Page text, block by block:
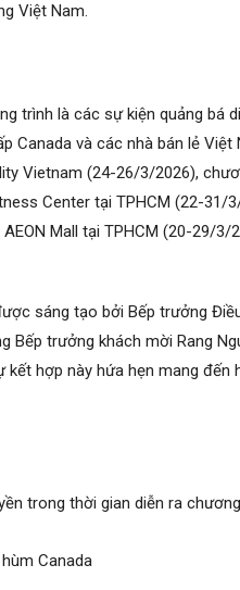
Việt Nam.
trình là các sự kiện quảng bá
Canada và các nhà bán lẻ
Vietnam (24-26/3/2026),
Center tại TPHCM (22-
Mall tại TPHCM (20-29/3/
sáng tạo bởi Bếp trưởng
Bếp trưởng khách mời Rang
kết hợp này hứa hẹn mang
trong thời gian diễn ra
Canada